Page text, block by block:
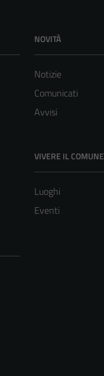
NOVITÀ
Notizie
Comunicati
Avvisi
VIVERE IL COMUNE
Luoghi
Eventi